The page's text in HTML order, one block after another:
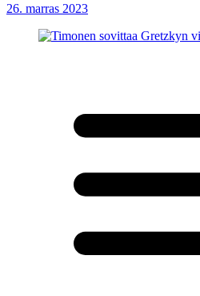
26. marras 2023